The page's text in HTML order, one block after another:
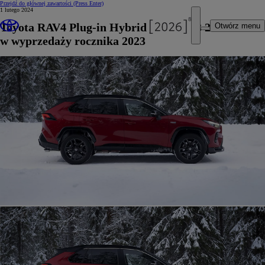
Przejdź do głównej zawartości (Press Enter)
Otwórz menu
1 lutego 2024
Toyota RAV4 Plug-in Hybrid już od 223 200 zł
w wyprzedaży rocznika 2023